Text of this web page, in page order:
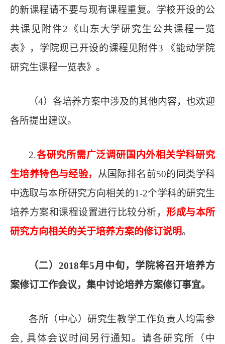
的新课程请不要与现有课程重复。 学校开设的公
共课见附件2 《山东大学研究生公共课程一览
表》
， 学院现已开设的课程见附件3 《能动学院
研究生课程一览表》。
（4） 各培养方案中涉及的其他内容，也欢迎
各所提出建议。
2.各研究所需广泛调研国内外相关学科研究
生培养特色与经验， 从国际排名前50的同类学科
中选取与本所研究方向相关的1-2个学科的研究生
培养方案和课程设置进行比较分析，形成与本所
研究方向相关的关于培养方案的修订说明。
（二） 2018年5月 中旬， 学院将召开培养方
案修订工作会议，集中讨论培养方案修订事宜。
各所（中心）研究生教学工作负责人均需参
会, 具体会议时间另行通知。请各研究所（中